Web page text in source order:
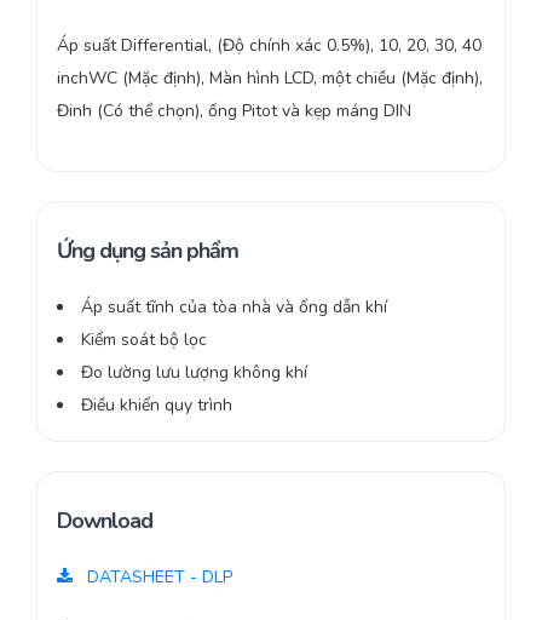
Áp suất Differential, (Độ chính xác 0.5%), 10, 20, 30, 40
inchWC (Mặc định), Màn hình LCD, một chiều (Mặc định),
Đinh (Có thể chọn), ống Pitot và kẹp máng DIN
Ứng dụng sản phẩm
Áp suất tĩnh của tòa nhà và ống dẫn khí
Kiểm soát bộ lọc
Đo lường lưu lượng không khí
Điều khiển quy trình
Download
DATASHEET - DLP